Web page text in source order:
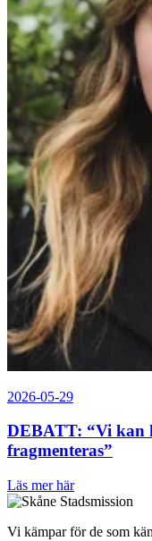
2026-05-29
DEBATT: “Vi kan
fragmenteras”
Läs mer här
Vi kämpar för de som